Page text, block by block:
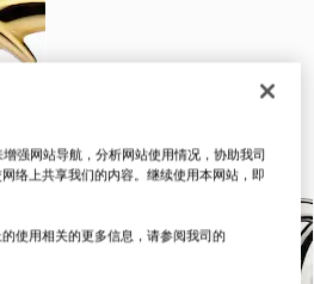
强网站导航，分析网站使用情况，协助我司
络上共享我们的内容。继续使用本网站，即
使用相关的更多信息，请参阅我司的